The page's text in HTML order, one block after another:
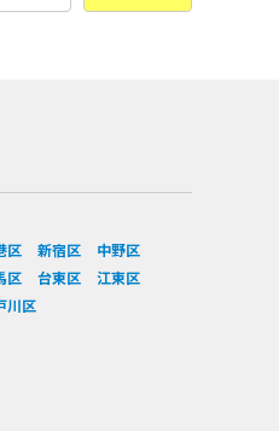
区 新宿区
中野区
区 台東区
江東区
川区